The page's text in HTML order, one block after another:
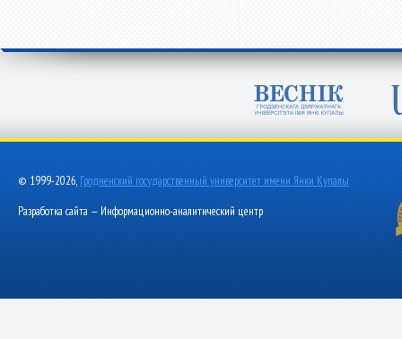
© 1999-2026, Гродненский государственный университет имени Янки Купалы
Разработка сайта — Информационно-аналитический центр